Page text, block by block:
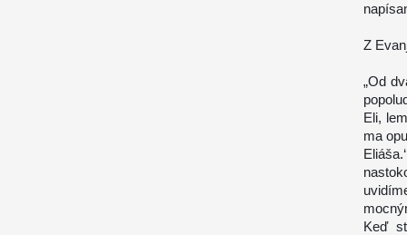
Z
„Od
Eli,
ma
Keď